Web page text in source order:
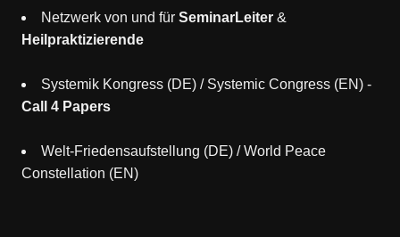
Netzwerk von und für SeminarLeiter&
Heilpraktizierende
Systemik Kongress (DE)/ Systemic Congress (EN)-
Call 4 Papers
Welt-Friedensaufstellung (DE)/World Peace
Constellation (EN)